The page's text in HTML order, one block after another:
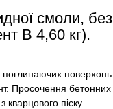
смоли, без
B 4,60 кг).
поверхонь.
Просочення бетонних
піску.